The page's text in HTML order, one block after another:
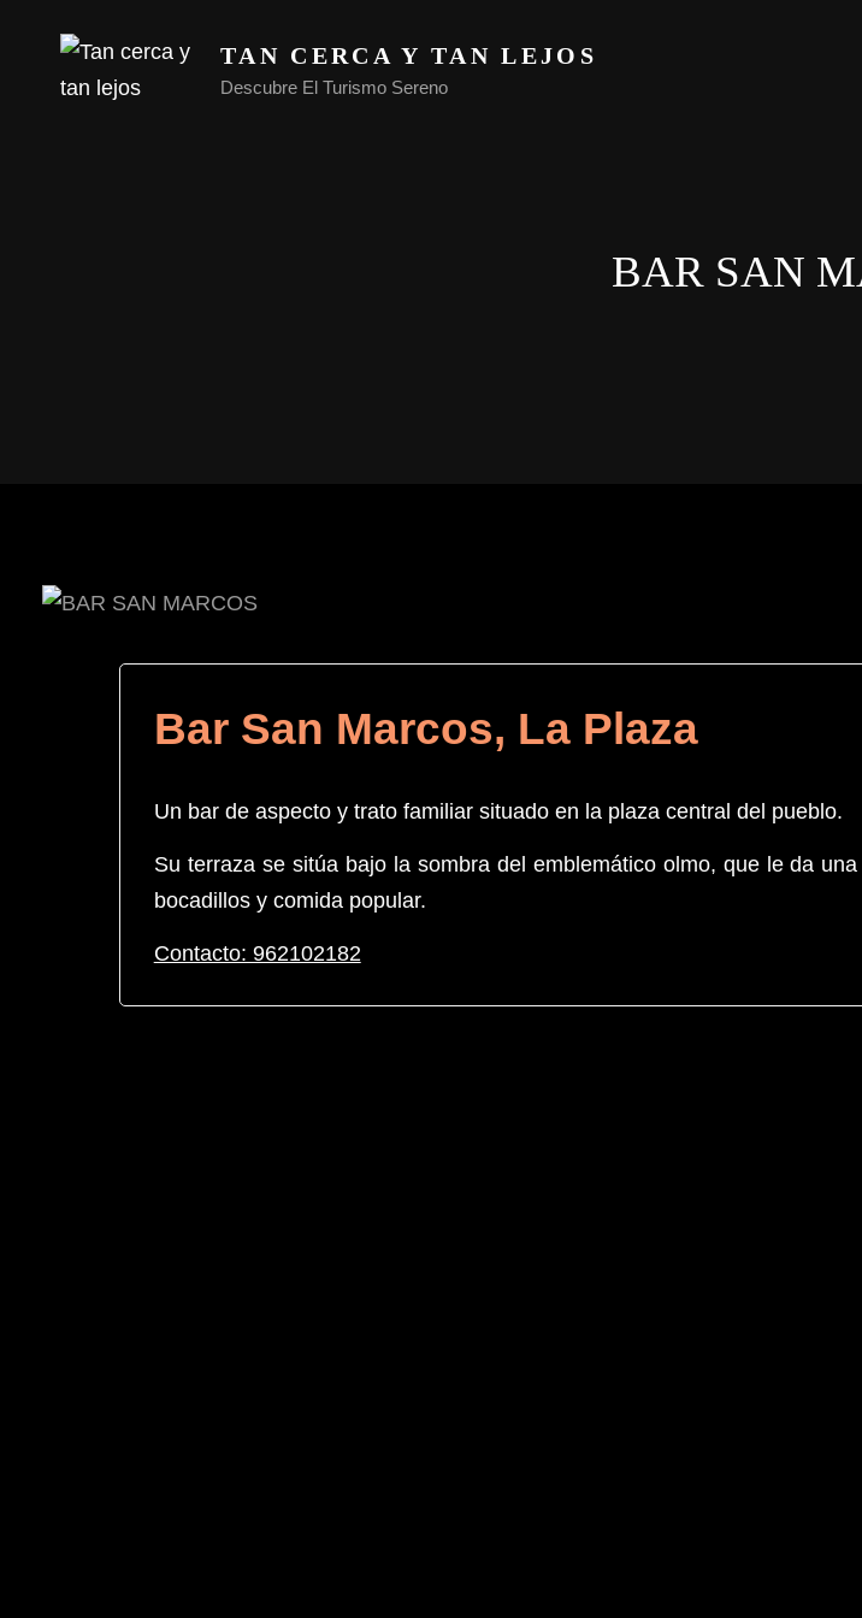
TAN CERCA Y TAN LEJOS
Descubre El Turismo Sereno
BAR SAN
Bar San Marcos, La Plaza
Un bar de aspecto y trato familiar situado en la plaza central del pueblo.
Su terraza se sitúa bajo la sombra del emblemático olmo, que le da
bocadillos y comida popular.
Contacto: 962102182